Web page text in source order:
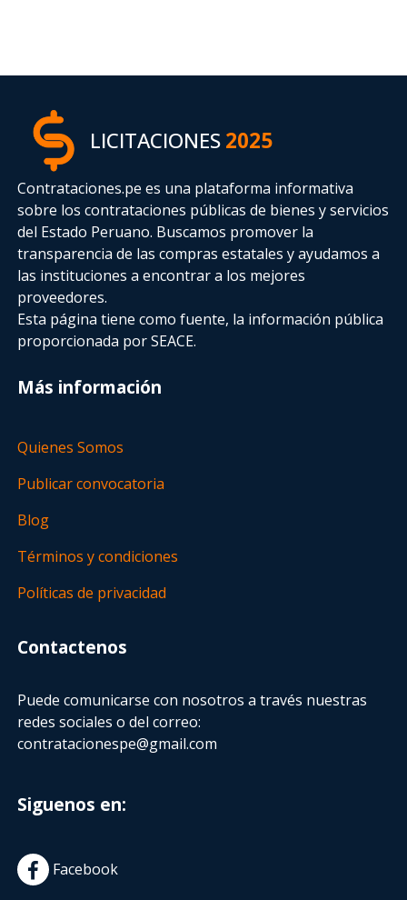
LICITACIONES2025
Contrataciones.pe es una plataforma informativa
sobre los contrataciones públicas de bienes y servicios
del Estado Peruano. Buscamos promover la
transparencia de las compras estatalesy ayudamos a
las instituciones a encontrar a los mejores
proveedores.
Esta página tiene como fuente, la información pública
proporcionada por SEACE.
Más información
Quienes Somos
Publicar convocatoria
Blog
Términos y condiciones
Políticas de privacidad
Contactenos
Puede comunicarse con nosotros a través nuestras
redes sociales o del correo:
contratacionespe@gmail.com
Siguenos en:
Facebook